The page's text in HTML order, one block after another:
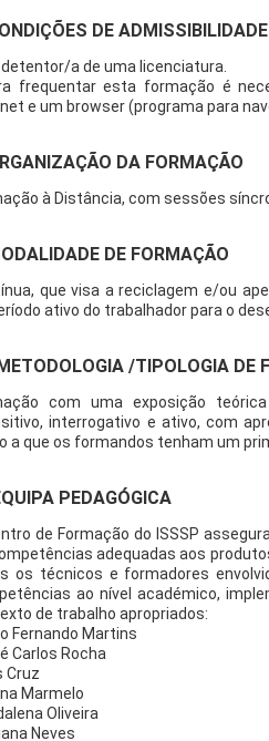
DE ADMISSIBILIDADE
detentor/a de uma licenciatura.
frequentar esta formação é
e um browser (programa para
DA FORMAÇÃO
à Distância, com sessões
DE FORMAÇÃO
que visa a reciclagem e/ou
ativo do trabalhador para o
/TIPOLOGIA DE
com uma exposição
interrogativo e ativo, com
a que os formandos tenham um
PEDAGÓGICA
de Formação do ISSSP
adequadas aos
os técnicos e formadores
ao nível académico,
de trabalho apropriados:
Fernando Martins
Carlos Rocha
Cruz
Marmelo
Oliveira
Neves